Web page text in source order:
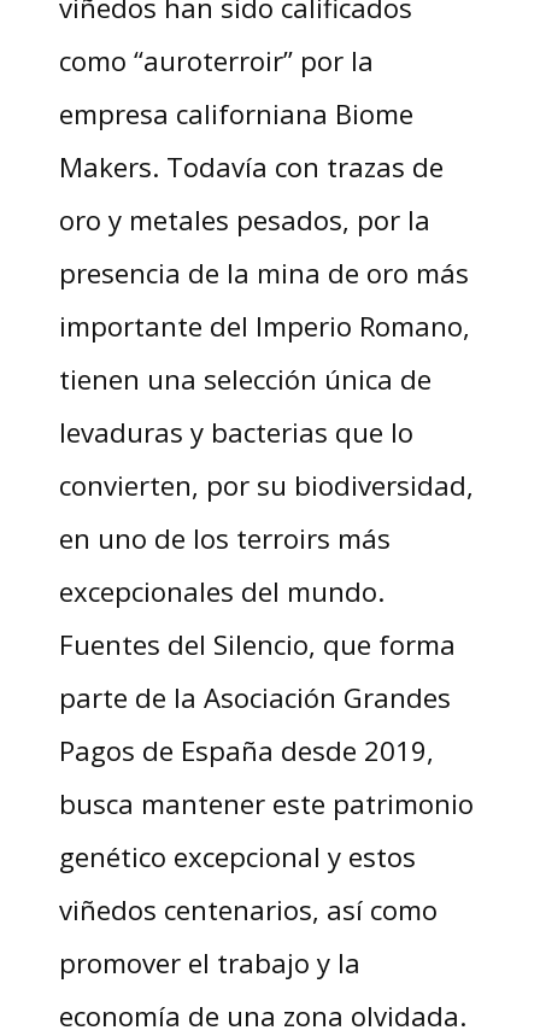
viñedos han sido calificados
como “auroterroir” por la
empresa californiana Biome
Makers. Todavía con trazas de
oro y metales pesados, por la
presencia de la mina de oro más
importante del Imperio Romano,
tienen una selección única de
levaduras y bacterias que lo
convierten, por su biodiversidad,
en uno de los terroirs más
excepcionales del mundo.
Fuentes del Silencio, que forma
parte de la Asociación Grandes
Pagos de España desde 2019,
busca mantener este patrimonio
genético excepcional y estos
viñedos centenarios, así como
promover el trabajo y la
economía de una zona olvidada.